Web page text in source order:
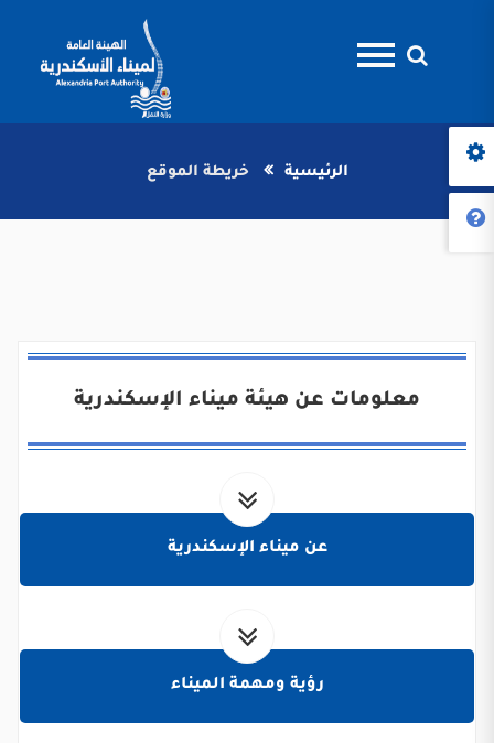
الرئيسية خريطة الموقع
معلومات عن هيئة ميناء الإسكندرية
عن ميناء الإسكندرية
رؤية ومهمة الميناء